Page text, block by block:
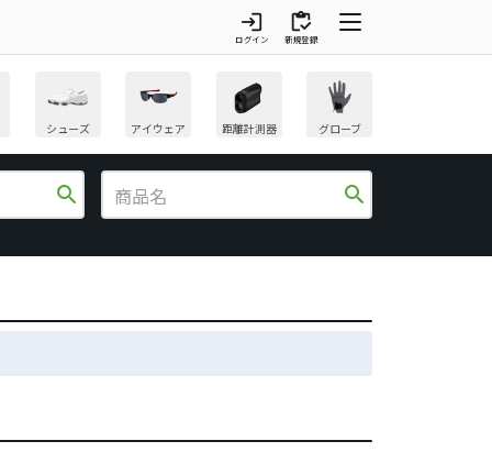
login
ログイン
inventory
新規登録
シューズ アイウェア 距離計測器 グローブ
search search